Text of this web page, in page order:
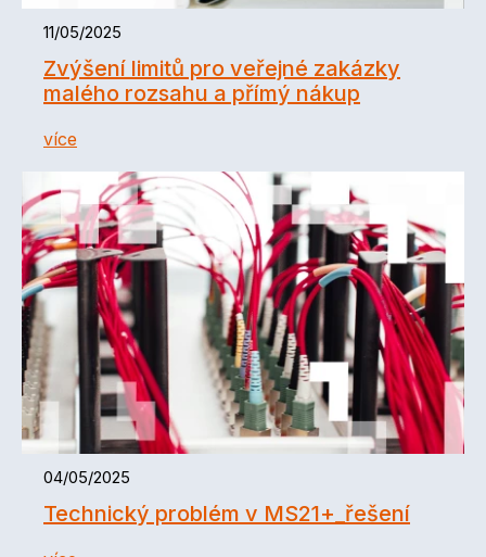
11/05/2025
Zvýšení limitů pro veřejné zakázky
malého rozsahu a přímý nákup
více
04/05/2025
Technický problém v MS21+_řešení